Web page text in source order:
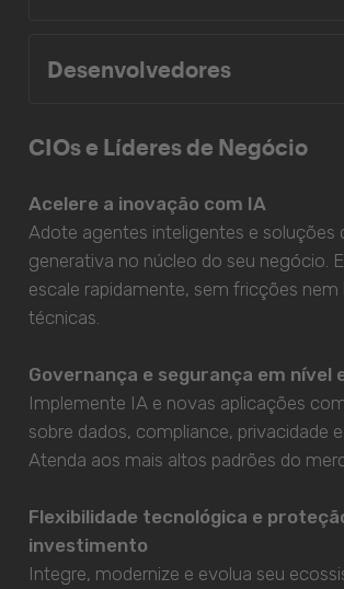
Desenvolvedores
CIOs e Líderes de Negócio
Acelere a inovação com IA
Adote agentes inteligentes e soluções
generativa no núcleo do seu negócio.
escale rapidamente, sem fricções nem
técnicas.
Governança e segurança em nível
Implemente IA e novas aplicações
sobre dados, compliance, privacidade
Atenda aos mais altos padrões do
Flexibilidade tecnológica e
investimento
Integre, modernize e evolua seu